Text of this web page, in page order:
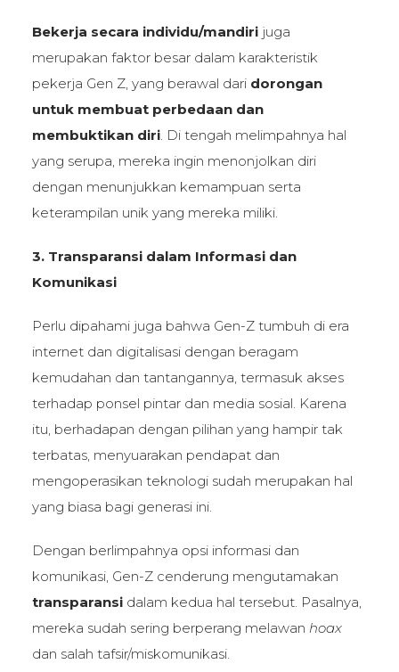
Bekerja secara individu/mandirijuga
merupakan faktor besar dalam karakteristik
pekerja Gen Z, yang berawal dari dorongan
untuk membuat perbedaan dan
membuktikan diri. Di tengah melimpahnya hal
yang serupa, mereka ingin menonjolkan diri
dengan menunjukkan kemampuan serta
keterampilan unik yang mereka miliki.
3. Transparansi dalam Informasi dan
Komunikasi
Perlu dipahami juga bahwa Gen-Z tumbuh di era
internet dan digitalisasi dengan beragam
kemudahan dan tantangannya, termasuk akses
terhadap ponsel pintar dan media sosial. Karena
itu, berhadapan dengan pilihan yang hampir tak
terbatas, menyuarakan pendapat dan
mengoperasikan teknologi sudah merupakan hal
yang biasa bagi generasi ini.
Dengan berlimpahnya opsi informasi dan
komunikasi, Gen-Z cenderung mengutamakan
transparansidalam kedua hal tersebut. Pasalnya,
mereka sudah sering berperang melawan hoax
dan salah tafsir/miskomunikasi.